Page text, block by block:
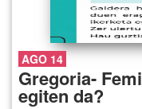
AGO 14
Gregoria-
egiten da?